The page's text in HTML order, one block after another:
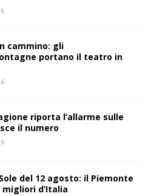
cammino: gli
portano il teatro in
riporta l’allarme sulle
il numero
del 12 agosto: il Piemonte
d’Italia